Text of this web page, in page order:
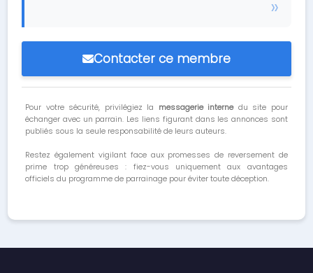
Contacter ce membre
Pour votre sécurité, privilégiez la messagerie internedu site pour
échanger avec un parrain. Les liens figurant dans les annonces sont
publiés sous la seule responsabilité de leurs auteurs.
Restez également vigilant face aux promesses de reversement de
prime trop généreuses : fiez-vous uniquement aux avantages
officiels du programme de parrainage pour éviter toute déception.